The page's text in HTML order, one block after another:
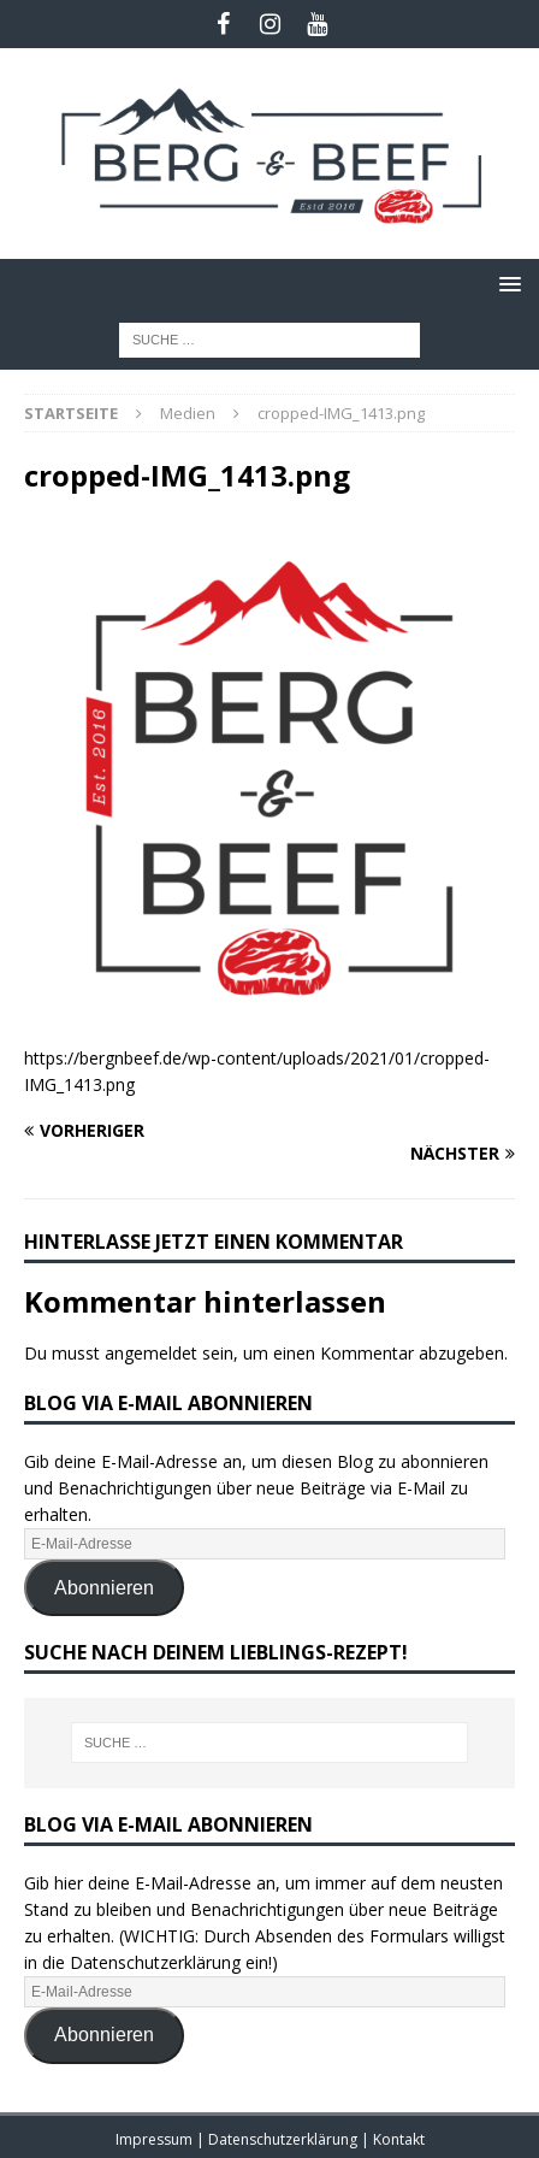
STARTSEITE Medien cropped-IMG_1413.png
cropped-IMG_1413.png
https://bergnbeef.de/wp-content/uploads/2021/01/cropped-
IMG_1413.png
VORHERIGER
NÄCHSTER
HINTERLASSE JETZT EINEN KOMMENTAR
Kommentar hinterlassen
Du musst angemeldet sein, um einen Kommentar abzugeben.
BLOG VIA E-MAIL ABONNIEREN
Gib deine E-Mail-Adresse an, um diesen Blog zu abonnieren
und Benachrichtigungen über neue Beiträge via E-Mail zu
erhalten.
Abonnieren
SUCHE NACH DEINEM LIEBLINGS-REZEPT!
BLOG VIA E-MAIL ABONNIEREN
Gib hier deine E-Mail-Adresse an, um immer auf dem neusten
Stand zu bleiben und Benachrichtigungen über neue Beiträge
zu erhalten. (WICHTIG: Durch Absenden des Formulars willigst
in die Datenschutzerklärung ein!)
Abonnieren
Impressum | Datenschutzerklärung | Kontakt